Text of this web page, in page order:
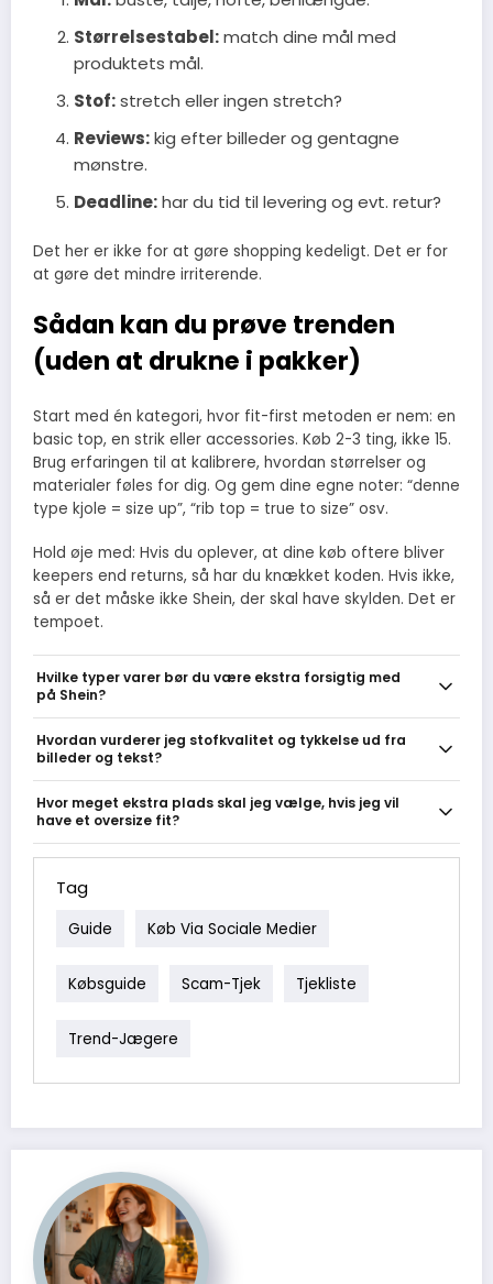
Størrelsestabel:match dine mål med
produktets mål.
Stof:stretch eller ingen stretch?
Reviews:kig efter billeder og gentagne
mønstre.
Deadline:har du tid til levering og evt. retur?
Det her er ikke for at gøre shopping kedeligt. Det er for
at gøre det mindre irriterende.
Sådan kan du prøve trenden
(uden at drukne i pakker)
Start med én kategori, hvor fit-first metoden er nem: en
basic top, en strik eller accessories. Køb 2-3 ting, ikke 15.
Brug erfaringen til at kalibrere, hvordan størrelser og
materialer føles for dig. Og gem dine egne noter: “denne
type kjole = size up”, “rib top = true to size” osv.
Hold øje med: Hvis du oplever, at dine køb oftere bliver
keepers end returns, så har du knækket koden. Hvis ikke,
så er det måske ikke Shein, der skal have skylden. Det er
tempoet.
Hvilke typer varer bør du være ekstra forsigtig med
på Shein?
de kræver præcis pasform eller god materialekvalitet. Smarte
trends, accessories og basic tees er billigere tests, mens
Hvordan vurderer jeg stofkvalitet og tykkelse ud fra
billeder og tekst?
og tjek beskrivelsen for ord som lined, brushed, fleece eller rib.
Hvor meget ekstra plads skal jeg vælge, hvis jeg vil
have et oversize fit?
15 cm ekstra; til oversize jakker 20-30 cm. Tjek modelens mål og
ikke bare billedstil.
Tag
Guide Køb Via Sociale Medier
Købsguide Scam-Tjek Tjekliste
Trend-Jægere